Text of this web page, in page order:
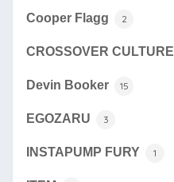
Cooper Flagg 2
CROSSOVER CULTURE
Devin Booker 15
EGOZARU 3
INSTAPUMP FURY 1